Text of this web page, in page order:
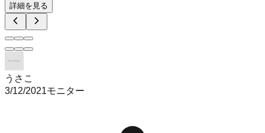
詳細を見る
うさこ
3/12/2021モニター